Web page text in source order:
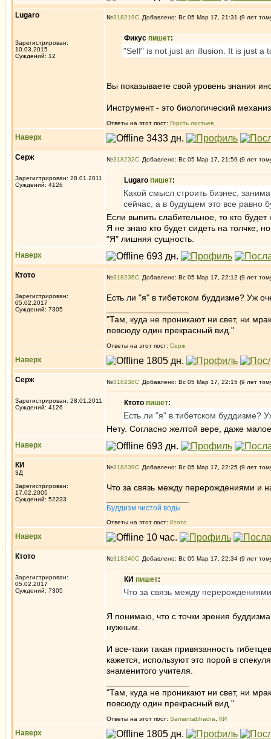
Lugaro
Зарегистрирован:
10.03.2015
Суждений: 12
№318219 Добавлено: Вс 05 Мар 17, 21:31 (9 лет
Фикус пишет:
"Self" is not just an illusion. It is just a
Вы показываете свой уровень знания
Инструмент - это биологический
Ответы на этот пост: Горсть листьев
Наверх
Серж
Зарегистрирован: 28.01.2011
Суждений: 4126
№318232 Добавлено: Вс 05 Мар 17, 21:59 (9 лет
Lugaro пишет:
Какой смысл строить бизнес,
сейчас, а в будущем это все равно
Если выпить слабительное, то кто
Я не знаю кто будет сидеть на толчке,
"Я" лишняя сущность.
Наверх
Ктото
Зарегистрирован:
05.02.2017
Суждений: 7305
№318236 Добавлено: Вс 05 Мар 17, 22:12 (9 лет
Есть ли "я" в тибетском буддизме? Уж
"Там, куда не проникают ни свет, ни
повсюду один прекрасный вид."
Ответы на этот пост: Серж
Наверх
Серж
Зарегистрирован: 28.01.2011
Суждений: 4126
№318238 Добавлено: Вс 05 Мар 17, 22:15 (9 лет
Ктото пишет:
Есть ли "я" в тибетском буддизме?
Нету. Согласно желтой вере, даже
Наверх
КИ
3Д
Зарегистрирован:
17.02.2005
Суждений: 52233
№318239 Добавлено: Вс 05 Мар 17, 22:25 (9 лет
Что за связь между перерождениями и
Буддизм чистой воды
Ответы на этот пост: Ктото
Наверх
Ктото
Зарегистрирован:
05.02.2017
Суждений: 7305
№318240 Добавлено: Вс 05 Мар 17, 22:34 (9 лет
КИ пишет:
Что за связь между
Я понимаю, что с точки зрения
нужным.
И все-таки такая привязанность
кажется, используют это порой в
знаменитого учителя.
"Там, куда не проникают ни свет, ни
повсюду один прекрасный вид."
Ответы на этот пост: Samantabhadra КИ
Наверх